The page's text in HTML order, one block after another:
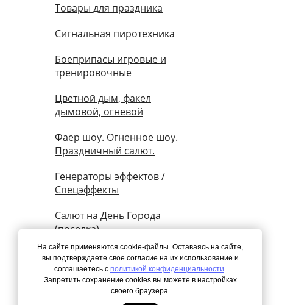
Товары для праздника
Сигнальная пиротехника
Боеприпасы игровые и
тренировочные
Цветной дым, факел
дымовой, огневой
Фаер шоу. Огненное шоу.
Праздничный салют.
Генераторы эффектов /
Спецэффекты
Салют на День Города
(поселка)
© 2026 Все права защищены
На сайте применяются cookie-файлы. Оставаясь на сайте,
вы подтверждаете свое согласие на их использование и
соглашаетесь с политикой конфиденциальности.
Запретить сохранение cookies вы можете в настройках
своего браузера.